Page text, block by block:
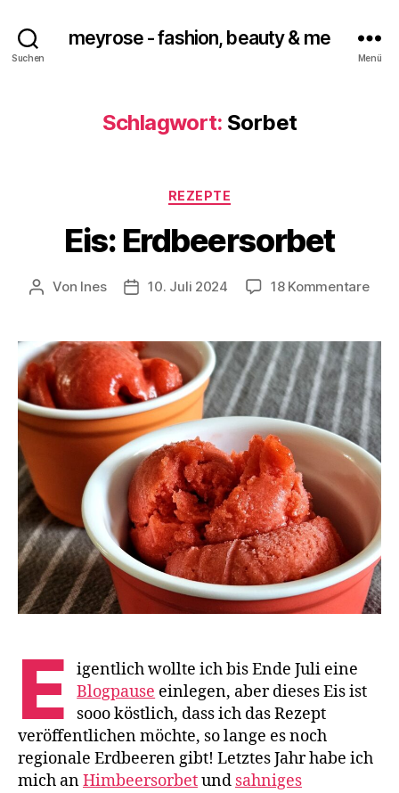
Suchen
meyrose - fashion, beauty & me
Menü
Schlagwort: Sorbet
Kategorien
REZEPTE
Eis: Erdbeersorbet
Beitragsautor
Von Ines Veröffentlichungsdatum
10. Juli 2024 18 Kommentarezu
E
igentlich wollte ich bis Ende Juli eine
Blogpause einlegen, aber dieses Eis ist
sooo köstlich, dass ich das Rezept
veröffentlichen möchte, so lange es noch
regionale Erdbeeren gibt! Letztes Jahr habe ich
mich anHimbeersorbetund sahniges